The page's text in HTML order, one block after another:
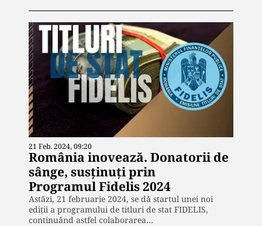
21 Feb. 2024, 09:20
România inovează. Donatorii de
sânge, susţinuţi prin
Programul Fidelis 2024
Astăzi, 21 februarie 2024, se dă startul unei noi
ediții a programului de titluri de stat FIDELIS,
continuând astfel colaborarea…